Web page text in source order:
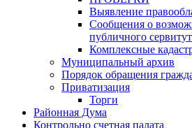
Выявление
Сообщения о
публичного
Комплексные
Муниципальный архив
Порядок обращения
Приватизация
Торги
Районная Дума
Контрольно счетная палата